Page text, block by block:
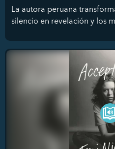
La autora peruana
silencio en revelación y los